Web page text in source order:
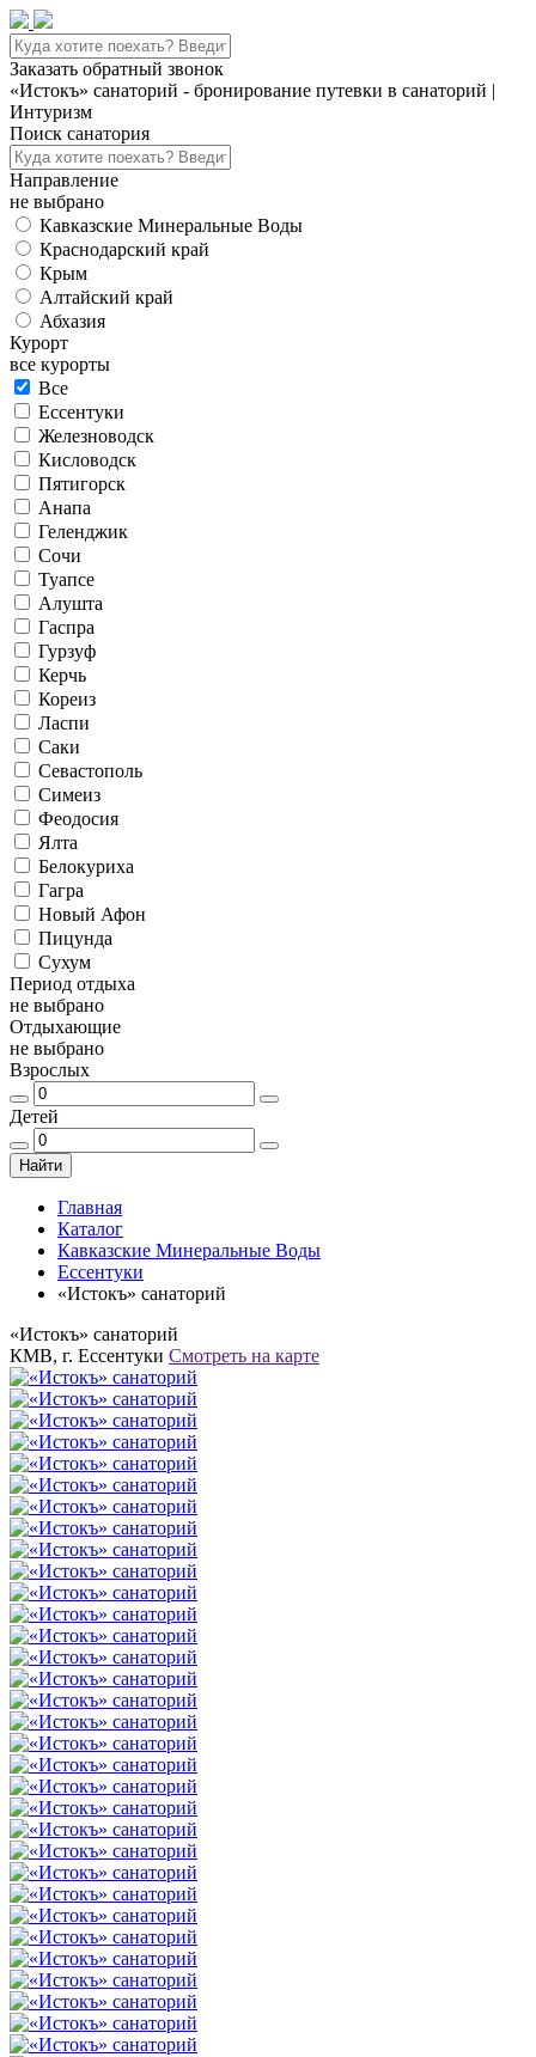
Заказать обратный звонок
«Истокъ» санаторий - бронирование путевки в санаторий |
Интуризм
Поиск санатория
Направление
не выбрано
Кавказские Минеральные Воды
Краснодарский край
Крым
Алтайский край
Абхазия
Курорт
все курорты
Все
Ессентуки
Железноводск
Кисловодск
Пятигорск
Анапа
Геленджик
Сочи
Туапсе
Алушта
Гаспра
Гурзуф
Керчь
Кореиз
Ласпи
Саки
Севастополь
Симеиз
Феодосия
Ялта
Белокуриха
Гагра
Новый Афон
Пицунда
Сухум
Период отдыха
не выбрано
Отдыхающие
не выбрано
Взрослых
Детей
Найти
Главная
Каталог
Кавказские Минеральные Воды
Ессентуки
«Истокъ» санаторий
«Истокъ» санаторий
КМВ, г. Ессентуки Смотреть на карте